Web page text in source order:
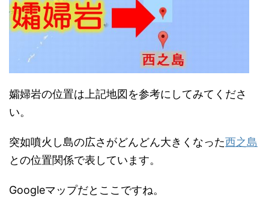
孀婦岩の位置は上記地図を参考にしてみてくださ
い。
突如噴火し島の広さがどんどん大きくなった西之島
との位置関係で表しています。
Googleマップだとここですね。